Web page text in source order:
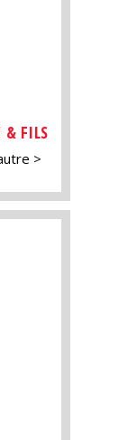
& FILS